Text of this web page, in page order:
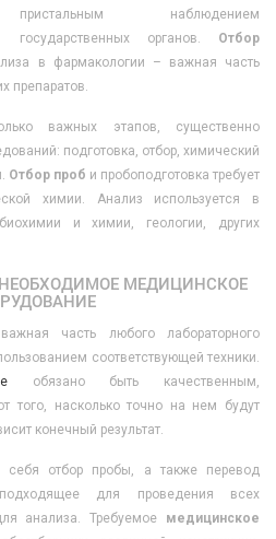
пристальным наблюдением
государственных органов. Отбор
в фармакологии – важная часть
препаратов.
важных этапов, существенно
подготовка, отбор, химический
Отбор проб и пробоподготовка требует
химии. Анализ используется в
и химии, геологии, других
МЕДИЦИНСКОЕ
часть любого лабораторного
соответствующей техники.
обязано быть качественным,
того, насколько точно на нем будут
конечный результат.
себя отбор пробы, а также перевод
для проведения всех
анализа. Требуемое медицинское